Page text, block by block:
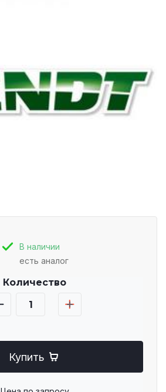
В наличии
есть аналог
Количество
Купить